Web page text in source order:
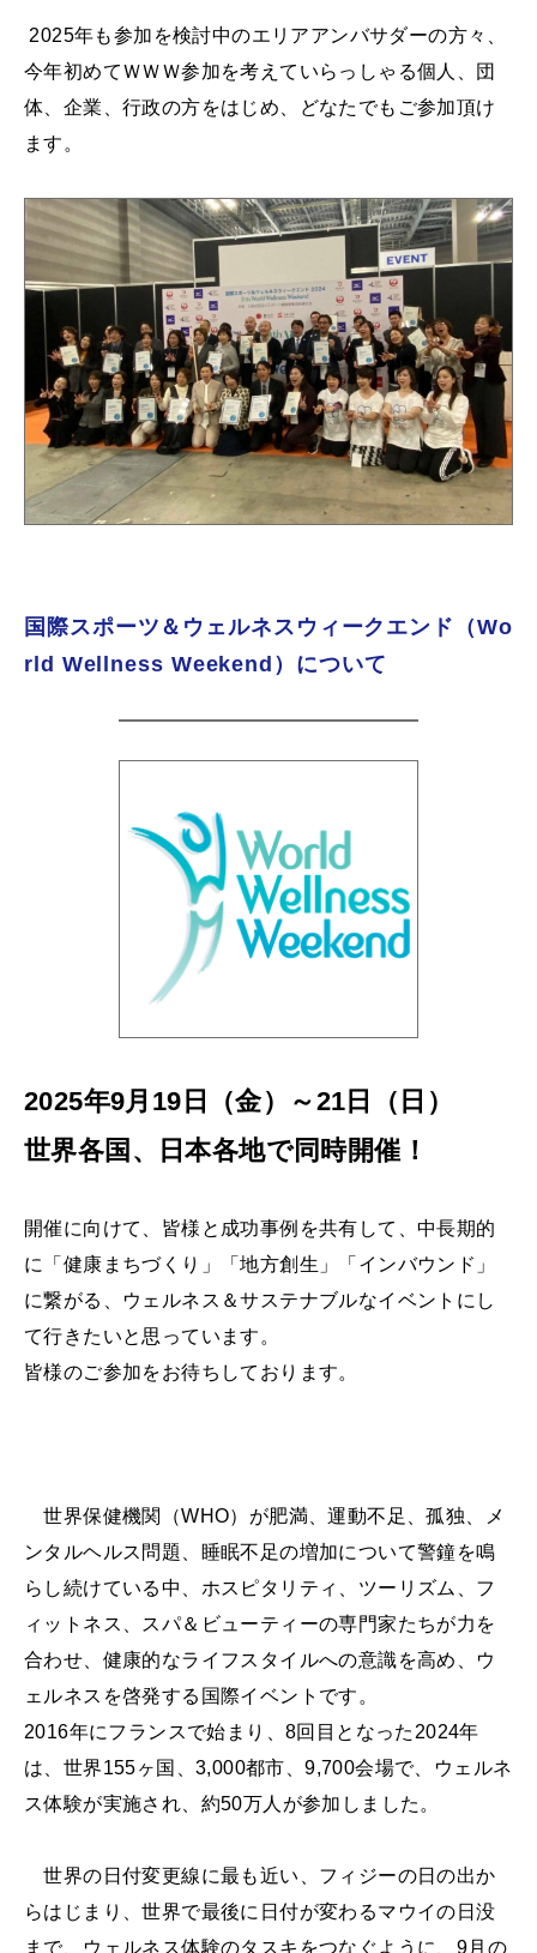
2025年も参加を検討中のエリアアンバサダーの方々、
今年初めてＷＷＷ参加を考えていらっしゃる個人、団
体、企業、行政の方をはじめ、どなたでもご参加頂け
ます。
国際スポーツ＆ウェルネスウィークエンド（Wo
rld Wellness Weekend）について
2025年9月19日（金）～21日（日）
世界各国、日本各地で同時開催！
開催に向けて、皆様と成功事例を共有して、中長期的
に「健康まちづくり」「地方創生」「インバウンド」
に繋がる、ウェルネス＆サステナブルなイベントにし
て行きたいと思っています。
皆様のご参加をお待ちしております。
世界保健機関（WHO）が肥満、運動不足、孤独、メ
ンタルヘルス問題、睡眠不足の増加について警鐘を鳴
らし続けている中、ホスピタリティ、ツーリズム、フ
ィットネス、スパ＆ビューティーの専門家たちが力を
合わせ、健康的なライフスタイルへの意識を高め、ウ
ェルネスを啓発する国際イベントです。
2016年にフランスで始まり、8回目となった2024年
は、世界155ヶ国、3,000都市、9,700会場で、ウェルネ
ス体験が実施され、約50万人が参加しました。
世界の日付変更線に最も近い、フィジーの日の出か
らはじまり、世界で最後に日付が変わるマウイの日没
まで、ウェルネス体験のタスキをつなぐように、9月の